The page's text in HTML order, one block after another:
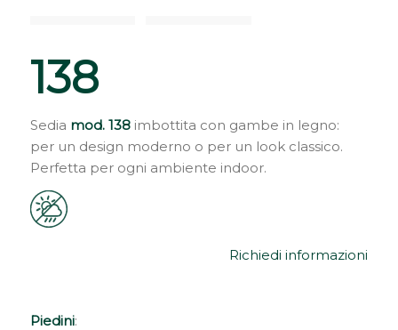
138
Sedia mod. 138 imbottita con gambe in legno:
per un design moderno o per un look classico.
Perfetta per ogni ambiente indoor.
Richiedi informazioni
Piedini: